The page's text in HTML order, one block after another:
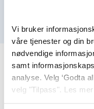
Vi bruker
våre tjenester og din
nødvendige
samt
analyse. Velg ‘Godta
velg "Tilpass". Les
Du bør vite om